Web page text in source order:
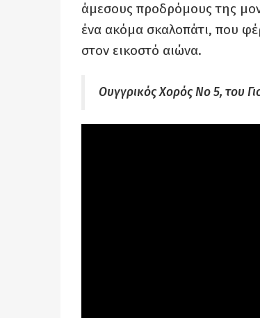
άμεσους προδρόμους της
ένα ακόμα σκαλοπάτι, που
στον εικοστό αιώνα.
Ουγγρικός Χορός Νο 5, του